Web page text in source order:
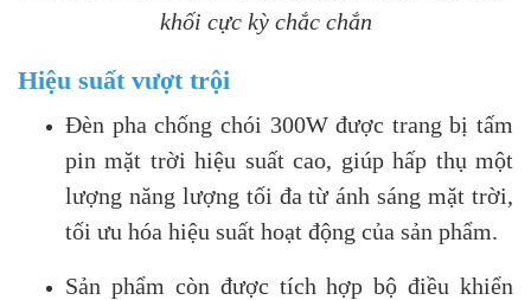
khối cực kỳ chắc chắn
Hiệu suất vượt trội
Đèn pha chống chói 300W được trang bị tấm
pin mặt trời hiệu suất cao, giúp hấp thụ một
lượng năng lượng tối đa từ ánh sáng mặt trời,
tối ưu hóa hiệu suất hoạt động của sản phẩm.
Sản phẩm còn được tích hợp bộ điều khiển